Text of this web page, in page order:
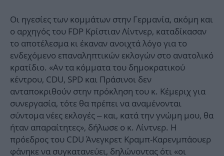
Οι ηγεσίες των κομμάτων στην Γερμανία, ακόμη και
ο αρχηγός του FDP Κρίστιαν Λίντνερ, καταδίκασαν
το αποτέλεσμα κι έκαναν ανοιχτά λόγο για το
ενδεχόμενο επαναληπτικών εκλογών στο ανατολικό
κρατίδιο. «Αν τα κόμματα του δημοκρατικού
κέντρου, CDU, SPD και Πράσινοι δεν
ανταποκριθούν στην πρόκληση του κ. Κέμεριχ για
συνεργασία, τότε θα πρέπει να αναμένονται
σύντομα νέες εκλογές – και, κατά την γνώμη μου, θα
ήταν απαραίτητες», δήλωσε ο κ. Λίντνερ. Η
πρόεδρος του CDU Άνεγκρετ Κραμπ-Καρενμπάουερ
φάνηκε να συγκατανεύει, δηλώνοντας ότι «οι